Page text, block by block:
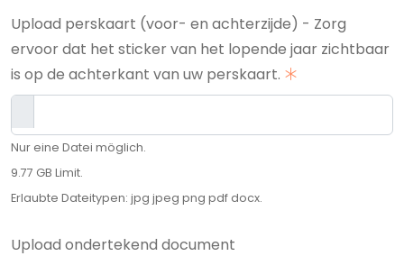
Upload perskaart (voor- en achterzijde) - Zorg
ervoor dat het sticker van het lopende jaar zichtbaar
is op de achterkant van uw perskaart.
Nur eine Datei möglich.
9.77 GB Limit.
Erlaubte Dateitypen: jpg jpeg png pdf docx.
Upload ondertekend document